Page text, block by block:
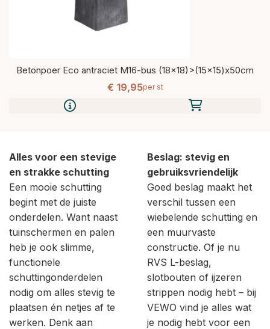
Betonpoer Eco antraciet M16-bus (18x18)>(15x15)x50cm
€ 19,95per st
Alles voor een stevige
en strakke schutting
Een mooie schutting
begint met de juiste
onderdelen. Want naast
tuinschermen en palen
heb je ook slimme,
functionele
schuttingonderdelen
nodig om alles stevig te
plaatsen én netjes af te
werken. Denk aan
Beslag: stevig en
gebruiksvriendelijk
Goed beslag maakt het
verschil tussen een
wiebelende schutting en
een muurvaste
constructie. Of je nu
RVS L-beslag,
slotbouten of ijzeren
strippen nodig hebt – bij
VEWO vind je alles wat
je nodig hebt voor een